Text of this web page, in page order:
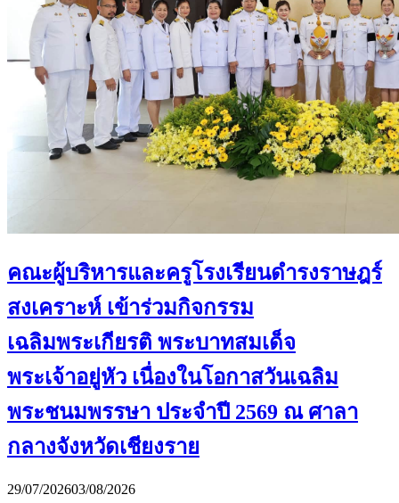
คณะผู้บริหารและครูโรงเรียนดำรงราษฎร์
สงเคราะห์ เข้าร่วมกิจกรรม
เฉลิมพระเกียรติ พระบาทสมเด็จ
พระเจ้าอยู่หัว เนื่องในโอกาสวันเฉลิม
พระชนมพรรษา ประจำปี 2569 ณ ศาลา
กลางจังหวัดเชียงราย
29/07/202603/08/2026